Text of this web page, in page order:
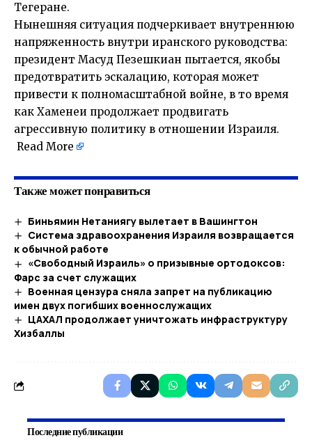
Тегеране.
Нынешняя ситуация подчеркивает внутреннюю
напряженность внутри иранского руководства:
президент Масуд Пезешкиан пытается, якобы
предотвратить эскалацию, которая может
привести к полномасштабной войне, в то время
как Хаменеи продолжает продвигать
агрессивную политику в отношении Израиля.
Read More
Также может понравиться
Биньямин Нетаниягу вылетает в Вашингтон
Система здравоохранения Израиля возвращается
к обычной работе
«Свободный Израиль» о призывные ортодоксов:
Фарс за счет служащих
Военная цензура сняла запрет на публикацию
имен двух погибших военнослужащих
ЦАХАЛ продолжает уничтожать инфраструктуру
Хизбаллы
Последние публикации